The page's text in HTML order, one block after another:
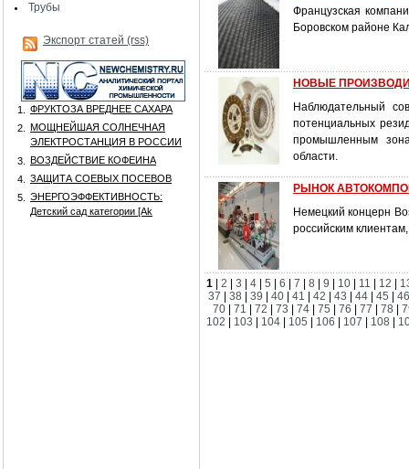
Трубы
Экспорт статей (rss)
1.
ФРУКТОЗА ВРЕДНЕЕ САХАРА
2.
МОЩНЕЙШАЯ СОЛНЕЧНАЯ
ЭЛЕКТРОСТАНЦИЯ В РОССИИ
3.
ВОЗДЕЙСТВИЕ КОФЕИНА
4.
ЗАЩИТА СОЕВЫХ ПОСЕВОВ
5.
ЭНЕРГОЭФФЕКТИВНОСТЬ:
Детский сад категории [Аk
Французская
Боровском районе
НОВЫЕ
Наблюдательный
потенциальных
промышленным
области.
РЫНОК
Немецкий концерн
российским
1 2 3 4 5 6 7 8 9 10 11 12
37
|38 |39 |40 |41 |42 |43 |44 |45 |
70
71 72 73 74 75 76 77 78
102
103 104 105 106 107 108